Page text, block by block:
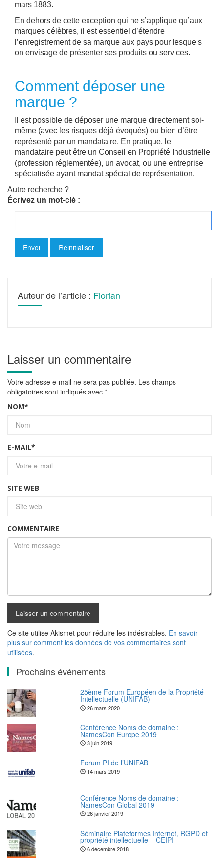
mars 1883.
En dehors de cette exception qui ne s’applique qu’aux
marques célèbres, il est essentiel d’étendre
l’enregistrement de sa marque aux pays pour lesquels
on envisage de présenter ses produits ou services.
Comment déposer une
marque ?
Il est possible de déposer une marque directement soi-
même (avec les risques déjà évoqués) ou bien d’être
représenté par un mandataire. En pratique, le
mandataire peut être un Conseil en Propriété Industrielle
(profession réglementée), un avocat, ou une entreprise
spécialisée ayant mandat spécial de représentation.
Autre recherche ?
Écrivez un mot-clé :
Auteur de l’article : Florian
Laisser un commentaire
Votre adresse e-mail ne sera pas publiée. Les champs
obligatoires sont indiqués avec *
NOM*
E-MAIL*
SITE WEB
COMMENTAIRE
Ce site utilise Akismet pour réduire les indésirables. En savoir
plus sur comment les données de vos commentaires sont
utilisées.
Prochains événements
25ème Forum Européen de la Propriété
Intellectuelle (UNIFAB)
26 mars 2020
Conférence Noms de domaine :
NamesCon Europe 2019
3 juin 2019
Forum PI de l’UNIFAB
14 mars 2019
Conférence Noms de domaine :
NamesCon Global 2019
26 janvier 2019
Séminaire Plateformes Internet, RGPD et
propriété intellectuelle – CEIPI
6 décembre 2018